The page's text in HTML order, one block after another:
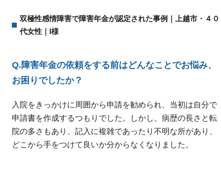
双極性感情障害で障害年金が認定された事例｜上越市・４０
代女性｜I様
Q.障害年金の依頼をする前はどんなことでお悩み、
お困りでしたか？
入院をきっかけに周囲から申請を勧められ、当初は自分で
申請書を作成するつもりでした。しかし、病歴の長さと転
院の多さもあり、記入に複雑であったり不明な所があり、
どこから手をつけて良いか分からなくなりました。